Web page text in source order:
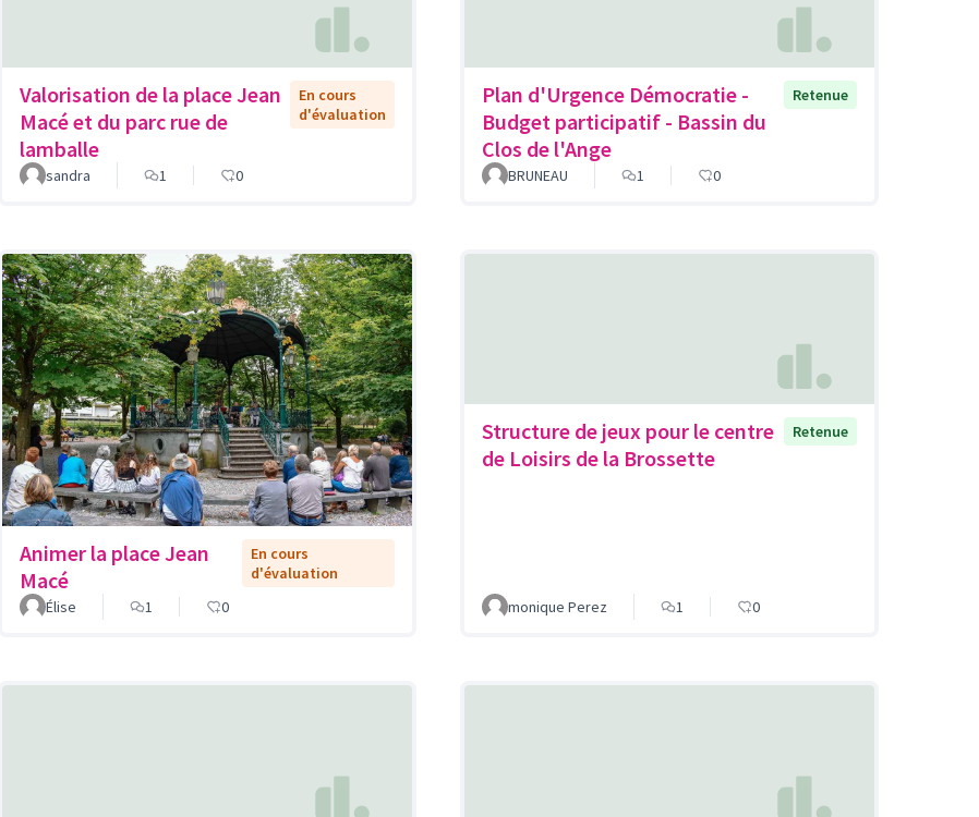
Valorisation de la place Jean
Macé et du parc rue de
lamballe
En cours
d'évaluation
sandra 1 0
Plan d'Urgence Démocratie -
Budget participatif - Bassin du
Clos de l'Ange
Retenue
BRUNEAU 1 0
Animer la place Jean
Macé
En cours
d'évaluation
Élise
1 0
Structure de jeux pour le centre
de Loisirs de la Brossette
Retenue
monique Perez 1 0